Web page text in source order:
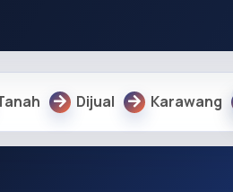
Dijual Karawang